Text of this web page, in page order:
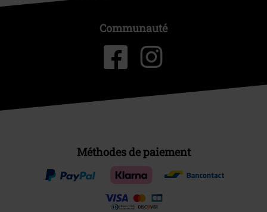
Communauté
Méthodes de paiement